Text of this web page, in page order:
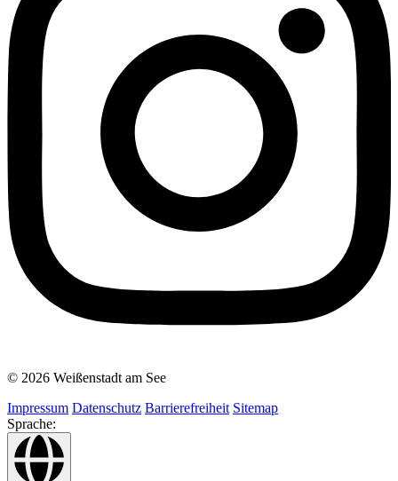
© 2026 Weißenstadt am See
Impressum Datenschutz Barrierefreiheit Sitemap
Sprache: